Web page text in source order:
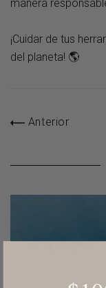
manera
¡Cuidar de tus
del planeta! 🌎
Anterior